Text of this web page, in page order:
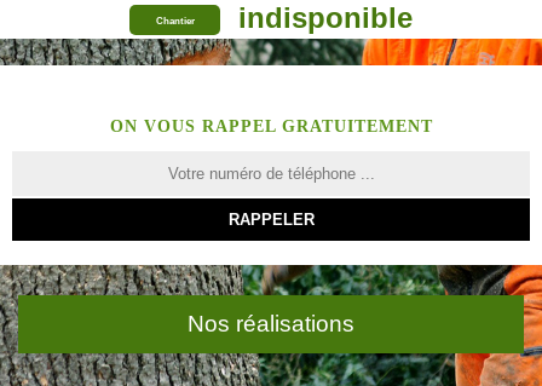
Chantier indisponible
ON VOUS RAPPEL GRATUITEMENT
Nos réalisations